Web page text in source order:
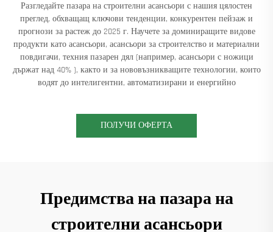
Разгледайте пазара на строителни асансьори с нашия цялостен
преглед, обхващащ ключови тенденции, конкурентен пейзаж и
прогнози за растеж до 2025 г. Научете за доминиращите видове
продукти като асансьори, асансьори за строителство и материални
повдигачи, техния пазарен дял (например, асансьори с ножици
държат над 40% ), както и за нововъзникващите технологии, които
водят до интелигентни, автоматизирани и енергийно
ПОЛУЧИ ОФЕРТА
Предимства на пазара на
строителни асансьори